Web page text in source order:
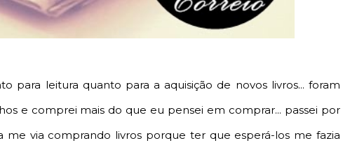
para leitura quanto para a aquisição de novos livros... foram
e comprei mais do que eu pensei em comprar... passei por
me via comprando livros porque ter que esperá-los me fazia